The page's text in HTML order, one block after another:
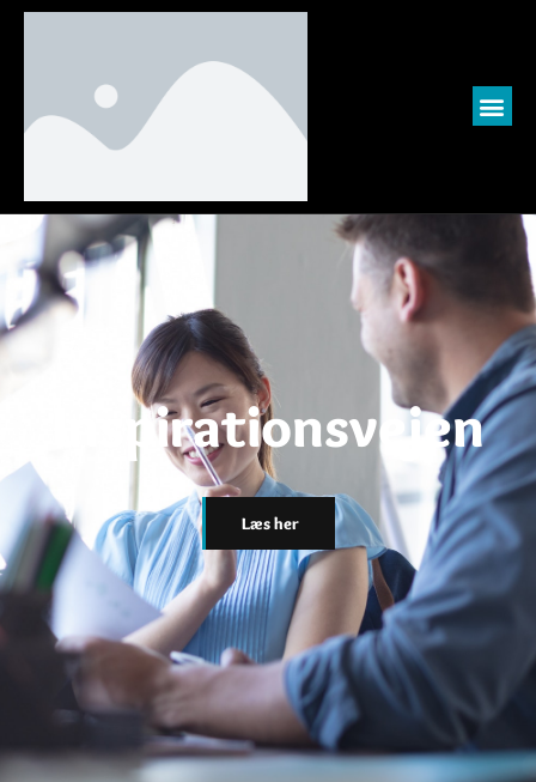
Inspirationsvejen
Læs her